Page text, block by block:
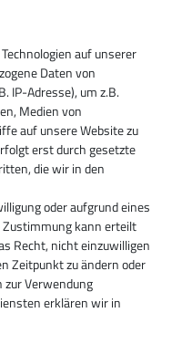
auf unserer
Daten von
IP-Adresse), um z.B.
Medien von
auf unsere Website zu
erst durch gesetzte
die wir in den
oder aufgrund eines
kann erteilt
Recht, nicht einzuwilligen
Zeitpunkt zu ändern oder
Verwendung
erklären wir in